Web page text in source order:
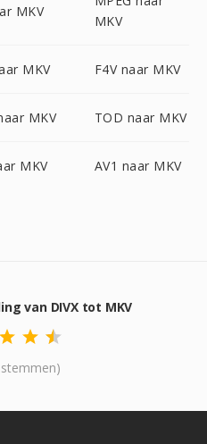
MKV
MKV
MKV F4V naar MKV
MKV TOD naar MKV
MKV AV1 naar MKV
van DIVX tot MKV